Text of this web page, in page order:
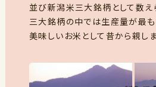
並び新潟米三大銘柄として数え
三大銘柄の中では生産量が最も
美味しいお米として昔から親し